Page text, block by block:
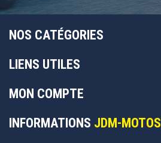
NOS CATÉGORIES
LIENS UTILES
MON COMPTE
INFORMATIONS JDM-MOTOS